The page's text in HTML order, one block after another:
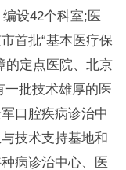
设42个科室;医
首批“基本医疗保
的定点医院、北京
一批技术雄厚的医
口腔疾病诊治中
技术支持基地和
病诊治中心、医